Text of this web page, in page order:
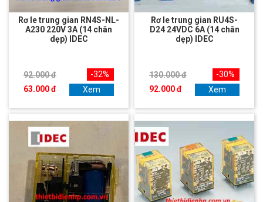
Rơ le trung gian RN4S-NL-
A230 220V 3A (14 chân
dẹp) IDEC
92.000 đ
63.000 đ
-32%
Xem
Rơ le trung gian RU4S-
D24 24VDC 6A (14 chân
dẹp) IDEC
130.000 đ
92.000 đ
-30%
Xem